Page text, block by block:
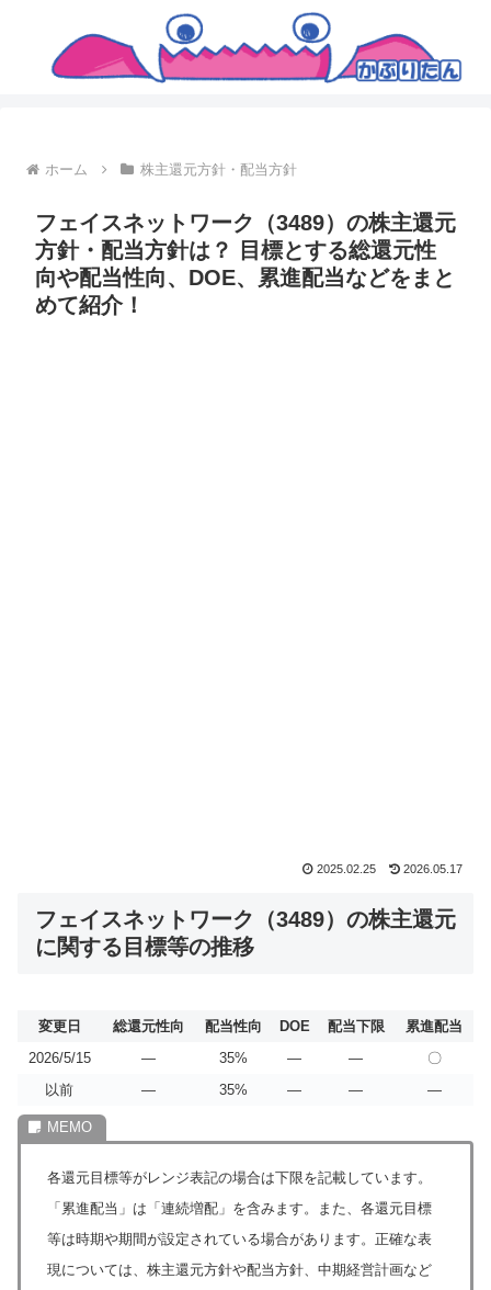
ホーム 株主還元方針・配当方針
フェイスネットワーク（3489）の株主還元
方針・配当方針は？ 目標とする総還元性
向や配当性向、DOE、累進配当などをまと
めて紹介！
2025.02.25 2026.05.17
フェイスネットワーク（3489）の株主還元
に関する目標等の推移
変更日 総還元性向 配当性向 DOE 配当下限
累進配当
2026/5/15
― 35% ― ―
〇
以前
― 35% ― ― ―
各還元目標等がレンジ表記の場合は下限を記載しています。
「累進配当」は「連続増配」を含みます。また、各還元目標
等は時期や期間が設定されている場合があります。正確な表
現については、株主還元方針や配当方針、中期経営計画など